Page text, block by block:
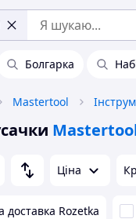
Болгарка
Mastertool
Ціна
доставка Rozetka